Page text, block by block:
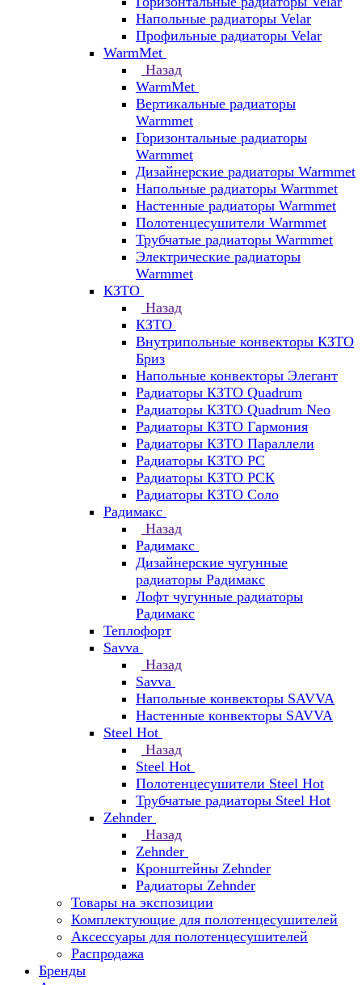
Напольные радиаторы Velar
Профильные радиаторы Velar
WarmMet
Назад
WarmMet
Вертикальные радиаторы
Warmmet
Горизонтальные радиаторы
Warmmet
Дизайнерские радиаторы Warmmet
Напольные радиаторы Warmmet
Настенные радиаторы Warmmet
Полотенцесушители Warmmet
Трубчатые радиаторы Warmmet
Электрические радиаторы
Warmmet
КЗТО
Назад
КЗТО
Внутрипольные конвекторы КЗТО
Бриз
Напольные конвекторы Элегант
Радиаторы КЗТО Quadrum
Радиаторы КЗТО Quadrum Neo
Радиаторы КЗТО Гармония
Радиаторы КЗТО Параллели
Радиаторы КЗТО РС
Радиаторы КЗТО РСК
Радиаторы КЗТО Соло
Радимакс
Назад
Радимакс
Дизайнерские чугунные
радиаторы Радимакс
Лофт чугунные радиаторы
Радимакс
Теплофорт
Savva
Назад
Savva
Напольные конвекторы SAVVA
Настенные конвекторы SAVVA
Steel Hot
Назад
Steel Hot
Полотенцесушители Steel Hot
Трубчатые радиаторы Steel Hot
Zehnder
Назад
Zehnder
Кронштейны Zehnder
Радиаторы Zehnder
Товары на экспозиции
Комплектующие для полотенцесушителей
Аксессуары для полотенцесушителей
Распродажа
Бренды